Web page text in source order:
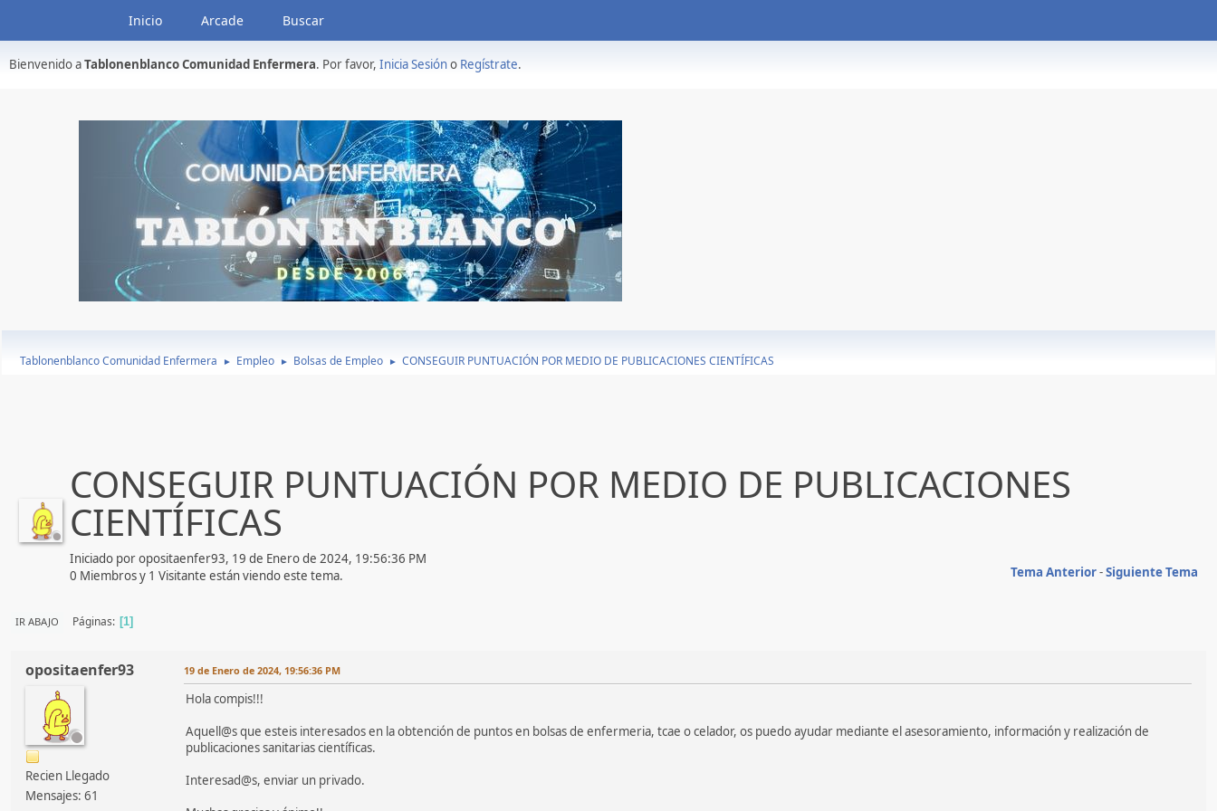
Inicio Arcade Buscar
Bienvenido aTablonenblanco Comunidad Enfermera. Por favor, Inicia Sesióno Regístrate.
Tablonenblanco Comunidad Enfermera ► Empleo ► Bolsas de Empleo ► CONSEGUIR PUNTUACIÓN POR MEDIO DE PUBLICACIONES CIENTÍFICAS
CONSEGUIR PUNTUACIÓN POR MEDIO DE PUBLICACIONES
CIENTÍFICAS
Iniciado por opositaenfer93, 19 de Enero de 2024, 19:56:36 PM
Tema Anterior-Siguiente Tema
0 Miembros y 1 Visitante están viendo este tema.
IR ABAJO Páginas 1
opositaenfer93
Recien Llegado
Mensajes: 61
19 de Enero de 2024, 19:56:36 PM
Hola compis!!!
Aquell@s que esteis interesados en la obtención de puntos en bolsas de enfermeria, tcae o celador, os puedo ayudar mediante el asesoramiento, información y realización de
publicaciones sanitarias científicas.
Interesad@s, enviar un privado.